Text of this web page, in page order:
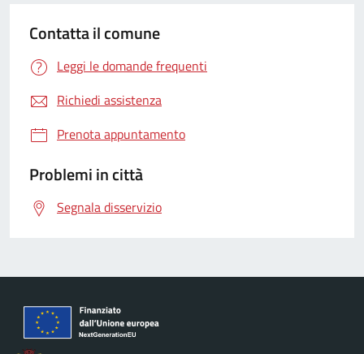
Contatta il comune
Leggi le domande frequenti
Richiedi assistenza
Prenota appuntamento
Problemi in città
Segnala disservizio